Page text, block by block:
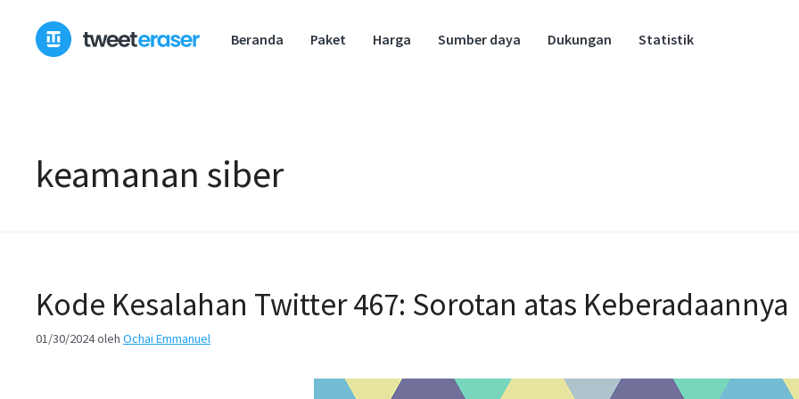
konten
Beranda Paket Harga Sumber daya Dukungan Statistik
keamanan siber
Kode Kesalahan Twitter 467: Sorotan atas Keberadaannya
01/30/2024oleh Ochai Emmanuel